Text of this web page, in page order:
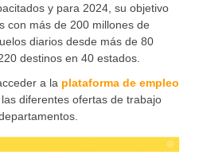
y para 2024, su objetivo
con más de 200 millones de
diarios desde más de 80
destinos en 40 estados.
a la plataforma de empleo
diferentes ofertas de trabajo